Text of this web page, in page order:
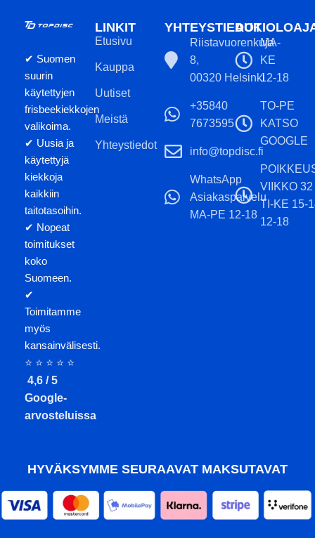
✔ Suomen
suurin
käytettyjen
frisbeekiekkojen
valikoima.
✔ Uusia ja
käytettyjä
kiekkoja
kaikkiin
taitotasoihin.
✔ Nopeat
toimitukset
koko
Suomeen.
✔
Toimitamme
myös
kansainvälisesti.
⭐ ⭐ ⭐ ⭐ ⭐
4,6 / 5
Google-
arvosteluissa
LINKIT
Etusivu
Kauppa
Uutiset
Meistä
Yhteystiedot
YHTEYSTIEDOT
Riistavuorenkuja
8,
00320 Helsinki
+35840
7673595
info@topdisc.fi
WhatsApp
Asiakaspalvelu
MA-PE 12-18
MA-
KE
12-18
TO-PE
KATSO
GOOGLE
VIIKKO 32
TI-KE 15-
12-18
HYVÄKSYMME SEURAAVAT MAKSUTAVAT